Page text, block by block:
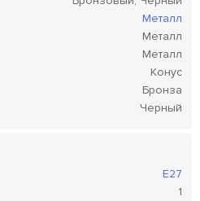
Металл
Металл
Металл
Конус
Бронза
Черный
E27
1